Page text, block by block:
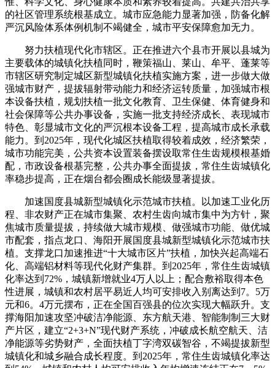
的社区管理系统根基成立。城市应急能力显著加强，防备化解
严沉风险体系体例机制不竭健全，城市平安保障愈加无力。
努力扶植现代化市辖区。正在推进六个县市开展以县城为
主要载体的城镇化扶植同时，鞭策福山、莱山、牟平、蓬莱等
市辖区研究制定城区新型城镇化扶植实施方案，进一步做大做
强城市财产，提拔辐射带动能力和经济运转质量，加强城市根
本设备扶植，规划扶植一批文化教育、卫生保健、体育健身和
社会保障等公共办事设备，实施一批支持经济成长、表现城市
特色、彰显城市文化的严沉根本设备工程，提高城市成长承载
能力。到2025年，现代化城区扶植取得较着成效，经济繁荣，
城市功能完美，公共资本设置装备摆设取常住生齿规模根基婚
配，市政设备根基完整，公共办事全面提拔，常住生齿城镇化
率稳步提高，正在烟台都会圈成长能级显著提拔。
加速国度县城新型城镇化示范城市扶植。以加速工业化历
程、非农财产正在城市集聚、农村生齿向城市集中为方针，聚
焦城市质量提拔，持续做大城市规模、做强城市功能、做优城
市配套，指点龙口、海阳开展国度县城新型城镇化示范城市扶
植。支撑龙口加速推进“十大城市区片”扶植，加快兴起高端石
化、高端铝材料等现代化财产集群。到2025年，常住生齿城镇
化率达到72%，城镇新增就业4万人以上；配合敷裕取得本色
性进展，城镇和农村居平易近人均可安排收入别离达到7。5万
元和6。4万元摆布，正在全国百强县的位次实现大幅跃升。支
撑海阳加速攻坚冲破洁净能源、东方航天港、智能制制三大财
产片区，建立“2+3+N”现代财产系统，冲破成长航空航天、洁
净能源等劣势财产，全面扶植丁字湾双碳智谷，不竭提拔新型
城镇化和城乡融合成长程度。到2025年，常住生齿城镇化率达